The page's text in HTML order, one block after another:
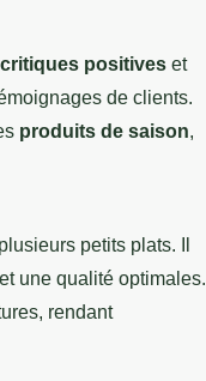
critiques positives et
de clients.
produits de saison,
petits plats. Il
une qualité optimales.
rendant